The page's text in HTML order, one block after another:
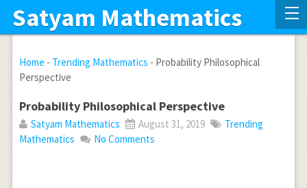
Satyam Mathematics
Home - Trending Mathematics - Probability Philosophical
Perspective
Probability Philosophical Perspective
Satyam Mathematics August 31, 2019
Trending
Mathematics
No Comments